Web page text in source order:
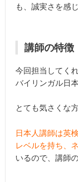
も、誠実さを感
講師の特徴
今回担当してく
バイリンガル日
とても気さくな
日本人講師は英
レベルを持ち、
いるので、講師